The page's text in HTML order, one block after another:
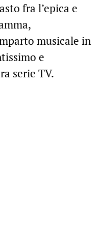
fra l’epica e
musicale in
e
serie TV.